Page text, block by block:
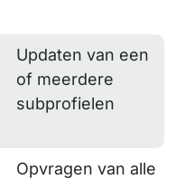
Updaten van een
of meerdere
subprofielen
Opvragen van alle